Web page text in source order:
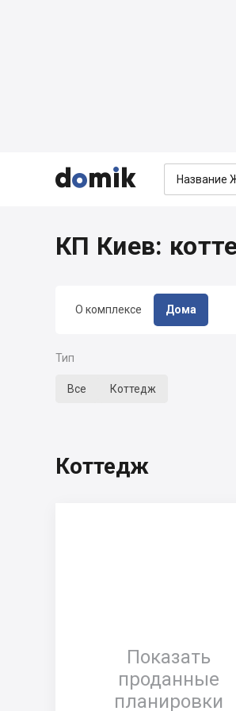



О комплексе Дома
КП Киев:
Тип
Все Коттедж
Коттедж
Показать
проданные
планировки